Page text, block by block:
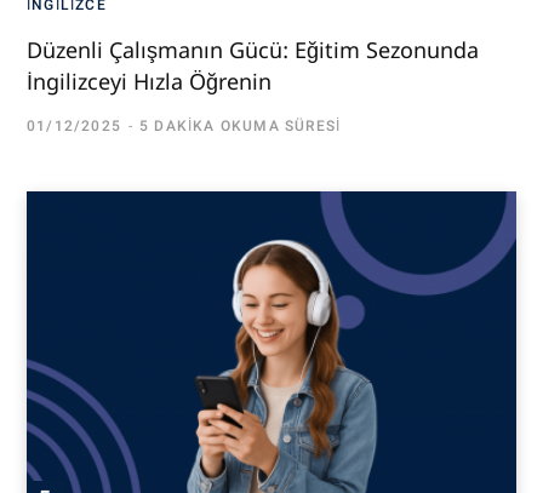
İNGILIZCE
Düzenli Çalışmanın Gücü: Eğitim Sezonunda
İngilizceyi Hızla Öğrenin
01/12/2025 5 DAKIKA OKUMA SÜRESI